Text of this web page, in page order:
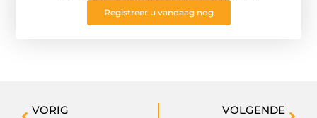
Registreer u vandaag nog
VORIG VOLGENDE